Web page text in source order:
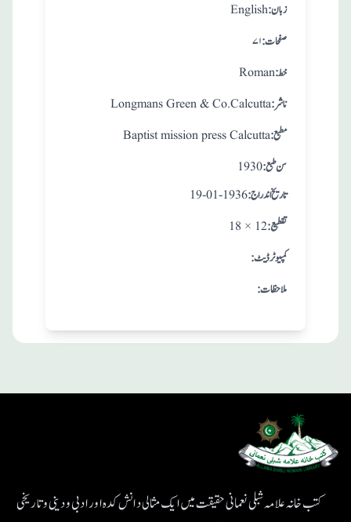
English:زبان
۷۱ :صفحات
Roman:خط
Longmans Green & Co.Calcutta :ناشر
Baptist mission press Calcutta:مطبع
1930: سن طبع
19-01-1936: تاريخ اندراج
18 × 12 :تقطيع
:کمپیوٹر ڈیٹ
:ملاحظات
کتب خانہ علامہ شبلی نعمانی حقیقت میں ایک مثالی دانش کدہ اور ادبی ودینی و تاریخی